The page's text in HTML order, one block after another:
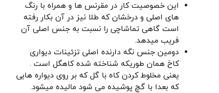
این خصوصیت کار در مقرنس ها و همراه با رنگ
های اصلی و درخشان که طلا نیز در آن بکار رفته
است گاهی تماشاچی را نسبت به جنس اصلی آن
فریب میدهد.
دومین جنس نگه دارنده اصلی تزئینات دیواری
کاخ همان طوریکه شناخته شده کاهگل است .
یعنی مخلوط کردن کاه با گل که بر روی دیواره هایی
که بعدا با گچ پوشیده می شود مالیده میشود.